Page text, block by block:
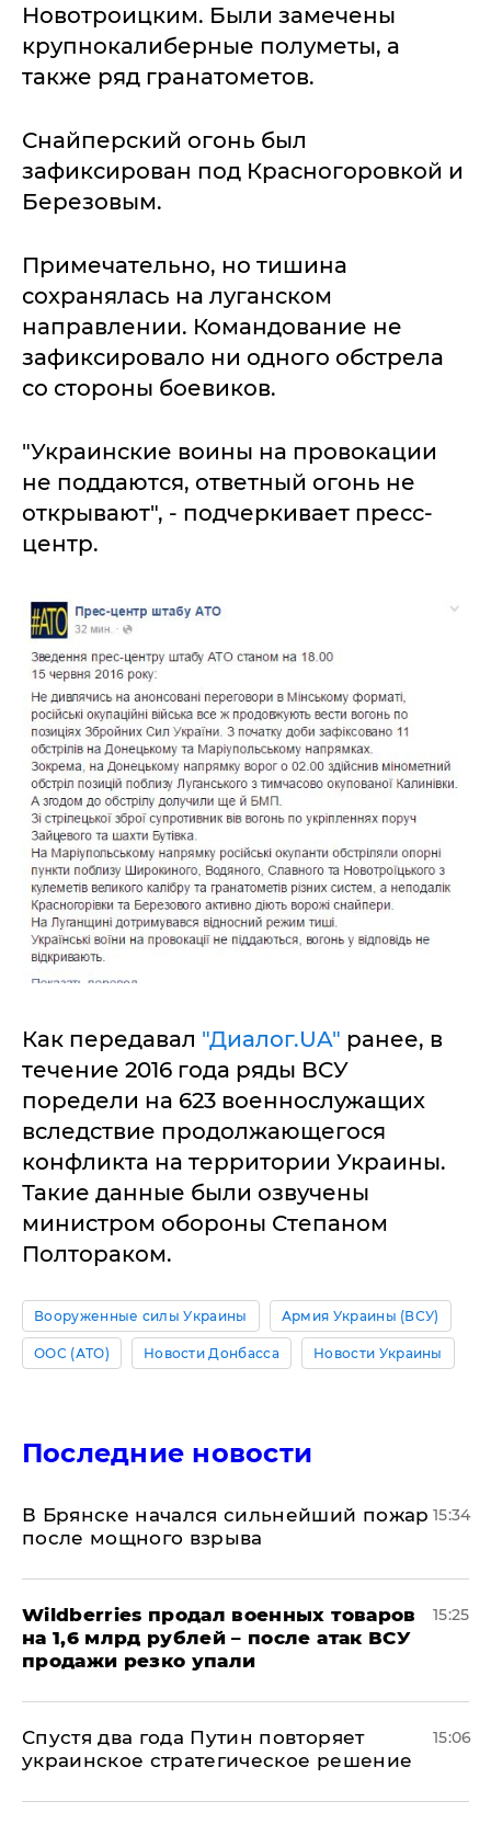
Новотроицким. Были замечены
крупнокалиберные полуметы, а
также ряд гранатометов.
Снайперский огонь был
зафиксирован под Красногоровкой и
Березовым.
Примечательно, но тишина
сохранялась на луганском
направлении. Командование не
зафиксировало ни одного обстрела
со стороны боевиков.
"Украинские воины на провокации
не поддаются, ответный огонь не
открывают", - подчеркивает пресс-
центр.
Как передавал "Диалог.UA" ранее, в
течение 2016 года ряды ВСУ
поредели на 623 военнослужащих
вследствие продолжающегося
конфликта на территории Украины.
Такие данные были озвучены
министром обороны Степаном
Полтораком.
Вооруженные силы Украины Армия Украины (ВСУ)
ООС (АТО) Новости Донбасса Новости Украины
Последние новости
В Брянске начался сильнейший пожар
после мощного взрыва
15:34
​Wildberries продал военных товаров
на 1,6 млрд рублей – после атак ВСУ
продажи резко упали
15:25
Спустя два года Путин повторяет
украинское стратегическое решение
15:06